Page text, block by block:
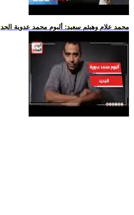
.. محمد علام وهيثم سعيد: ألبوم محمد عدوية